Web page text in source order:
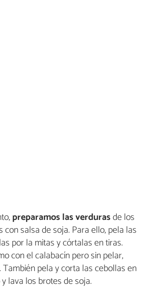
preparamos las verdurasde los
con salsa de soja. Para ello, pela las
por la mitas y córtalas en tiras.
con el calabacín pero sin pelar,
pela y corta las cebollas en
lava los brotes de soja.